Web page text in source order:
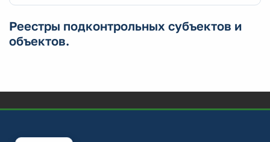
Реестры подконтрольных субъектов и
объектов.